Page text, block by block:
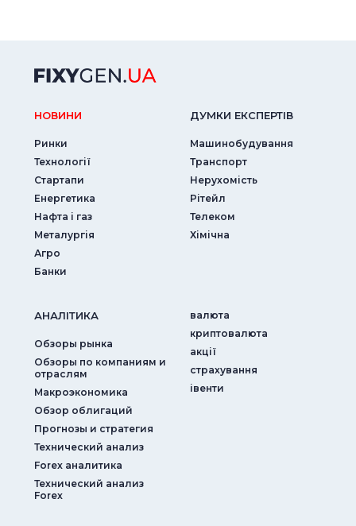
НОВИНИ
Ринки
Технології
Стартапи
Енергетика
Нафта і газ
Металургія
Агро
Банки
ДУМКИ ЕКСПЕРТIВ
Машинобудування
Транспорт
Нерухомість
Рітейл
Телеком
Хімічна
АНАЛIТИКА
Обзоры рынка
Обзоры по компаниям и
отраслям
Макроэкономика
Обзор облигаций
Прогнозы и стратегия
Технический анализ
Forex аналитика
Технический анализ
Forex
валюта
криптовалюта
акції
страхування
iвенти